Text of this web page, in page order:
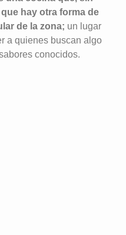
hay otra forma de
de la zona; un lugar
a quienes buscan algo
conocidos.